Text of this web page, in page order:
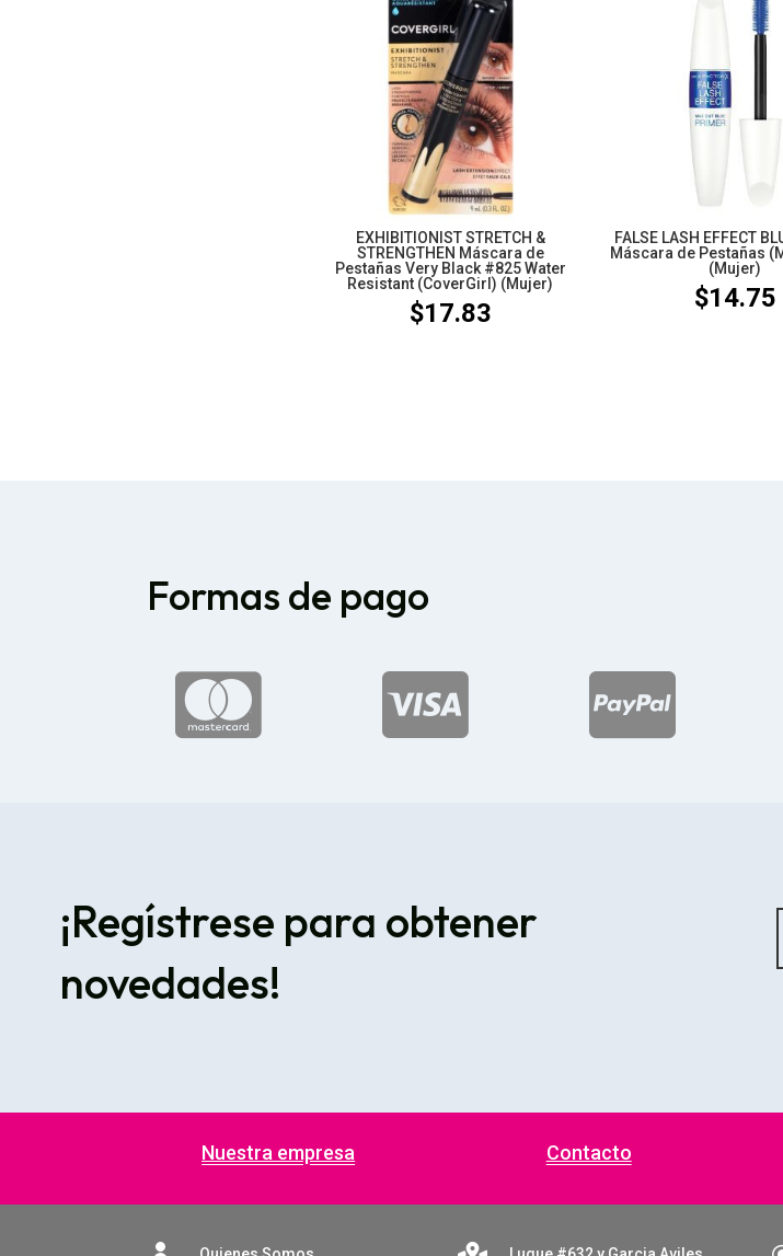
EXHIBITIONIST STRETCH &
STRENGTHEN Máscara de
Pestañas Very Black #825 Water
Resistant (CoverGirl) (Mujer)
$17.83
FALSE LASH EFFECT
Máscara de Pestañas
(Mujer)
$14.75
Formas de pago
  
¡Regístrese para obtener
novedades!
Nuestra empresa Contacto